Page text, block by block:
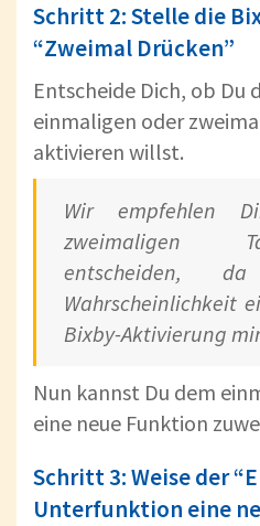
Schritt 2: Stelle die
“Zweimal Drücken”
Entscheide Dich, ob Du
einmaligen oder
aktivieren willst.
Wir empfehlen
zweimaligen
entscheiden,
Wahrscheinlichkeit
Bixby-Aktivierung
Nun kannst Du dem
eine neue Funktion
Schritt 3: Weise der
Unterfunktion eine